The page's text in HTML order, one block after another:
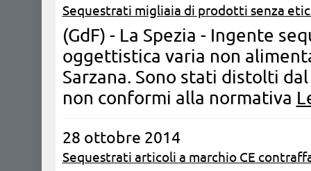
Sequestrati migliaia di prodotti senza
(GdF) - La Spezia - Ingente
oggettistica varia non
Sarzana. Sono stati distolti
non conformi alla normativa
28 ottobre 2014
Sequestrati articoli a marchio CE